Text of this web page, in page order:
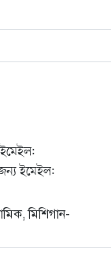
সাকিব আল
ওয়াশিংটনের ওপর
জানাল ক্যাপিটাল
যুক্তরাষ্ট্র
ইমেইল:
মিশিগান-